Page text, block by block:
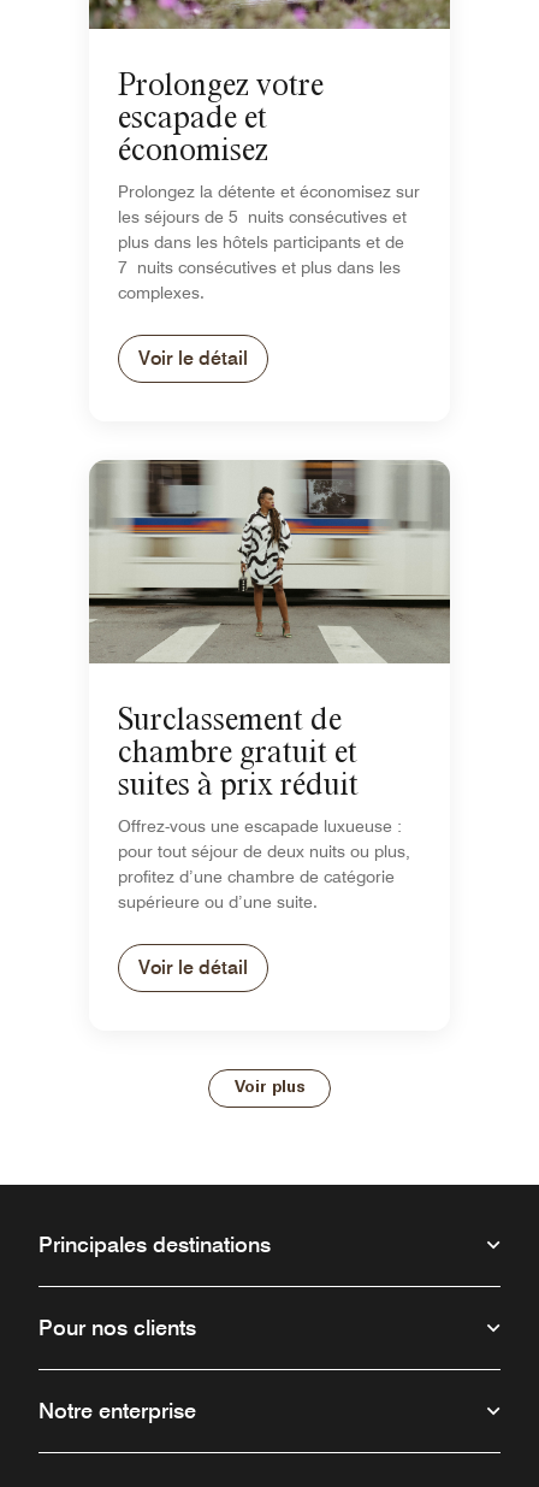
Prolongez votre
escapade et
économisez
Prolongez la détente et économisez sur
les séjours de 5 nuits consécutives et
plus dans les hôtels participants et de
7 nuits consécutives et plus dans les
complexes.
Voir le détail
Surclassement de
chambre gratuit et
suites à prix réduit
Offrez-vous une escapade luxueuse :
pour tout séjour de deux nuits ou plus,
profitez d’une chambre de catégorie
supérieure ou d’une suite.
Voir le détail
Voir plus
Principales destinations
Pour nos clients
Notre enterprise